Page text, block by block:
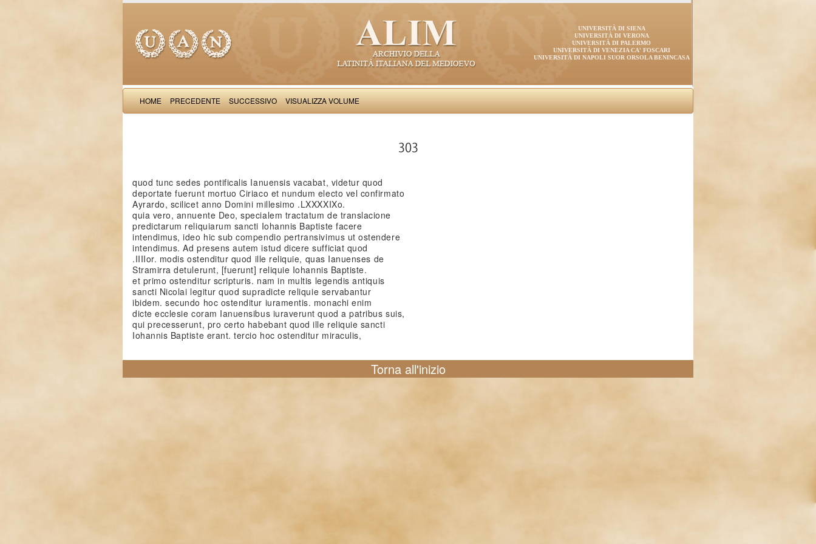
UNIVERSITÀ DI SIENA
UNIVERSITÀ DI VERONA
UNIVERSITÀ DI PALERMO
UNIVERSITÀ DI VENEZIA CA' FOSCARI
UNIVERSITÀ DI NAPOLI SUOR ORSOLA BENINCASA
HOME PRECEDENTE SUCCESSIVO VISUALIZZA VOLUME
303
quod tunc sedes pontificalis Ianuensis vacabat, videtur quod
deportate fuerunt mortuo Ciriaco et nundum electo vel confirmato
Ayrardo, scilicet anno Domini millesimo .LXXXXIXo.
quia vero, annuente Deo, specialem tractatum de translacione
predictarum reliquiarum sancti Iohannis Baptiste facere
intendimus, ideo hic sub compendio pertransivimus ut ostendere
intendimus. Ad presens autem istud dicere sufficiat quod
.IIIIor. modis ostenditur quod ille reliquie, quas Ianuenses de
Stramirra detulerunt, [fuerunt] reliquie Iohannis Baptiste.
et primo ostenditur scripturis. nam in multis legendis antiquis
sancti Nicolai legitur quod supradicte reliquie servabantur
ibidem. secundo hoc ostenditur iuramentis. monachi enim
dicte ecclesie coram Ianuensibus iuraverunt quod a patribus suis,
qui precesserunt, pro certo habebant quod ille reliquie sancti
Iohannis Baptiste erant. tercio hoc ostenditur miraculis,
Torna all'inizio